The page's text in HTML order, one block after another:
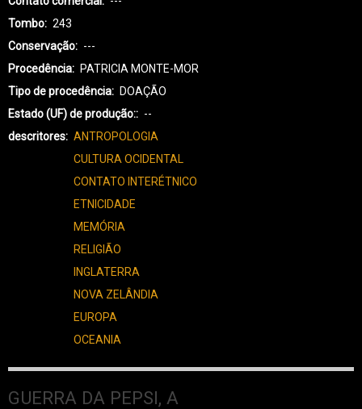
Tombo
243
Conservação
---
Procedência
PATRICIA MONTE-MOR
Tipo de procedência
DOAÇÃO
Estado (UF) de produção:
--
descritores
ANTROPOLOGIA
CULTURA OCIDENTAL
CONTATO INTERÉTNICO
ETNICIDADE
MEMÓRIA
RELIGIÃO
INGLATERRA
NOVA ZELÂNDIA
EUROPA
OCEANIA
GUERRA DA PEPSI, A